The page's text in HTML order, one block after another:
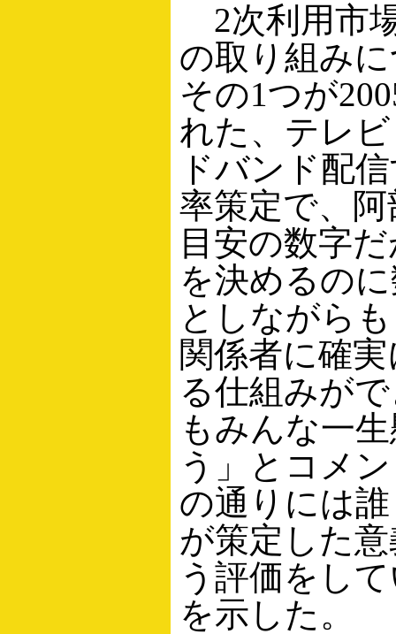
2次利用市
の取り組み
その1つが
れた、テレ
ドバンド配
率策定で、
目安の数字
を決めるの
としながら
関係者に確
る仕組みが
もみんな一
う」とコメ
の通りには
が策定した
う評価をし
を示した。